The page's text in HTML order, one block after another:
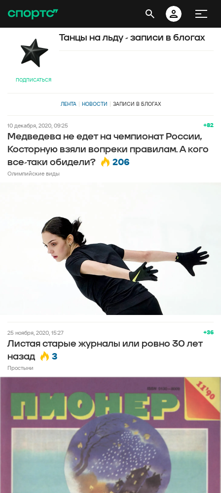
ПОДПИСАТЬСЯ
Танцы на льду - записи в блогах
ЛЕНТА НОВОСТИ ЗАПИСИ В БЛОГАХ
+82
10 декабря, 2020, 09:25
Медведева не едет на чемпионат России,
Косторную взяли вопреки правилам. А кого
все-таки обидели?
206
Олимпийские виды
+36
25 ноября, 2020, 15:27
Листая старые журналы или ровно 30 лет
назад
3
Простыни